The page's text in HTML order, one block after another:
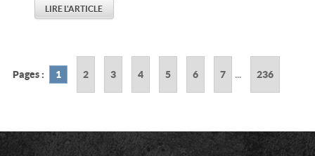
LIRE L'ARTICLE
Pages : 1 2 3 4 5 6 7 ... 236